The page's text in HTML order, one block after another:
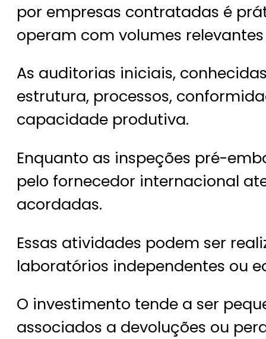
por empresas contratadas é
operam com volumes
As auditorias iniciais,
estrutura, processos,
capacidade produtiva.
Enquanto as inspeções pré-
pelo fornecedor internacional
acordadas.
Essas atividades podem ser
laboratórios independentes ou
O investimento tende a ser
associados a devoluções ou